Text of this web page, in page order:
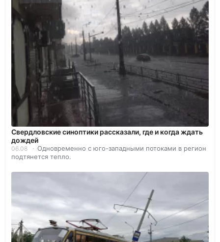
Свердловские синоптики рассказали, где и когда ждать
дождей
06.08
Одновременно с юго-западными потоками в регион
подтянется тепло.